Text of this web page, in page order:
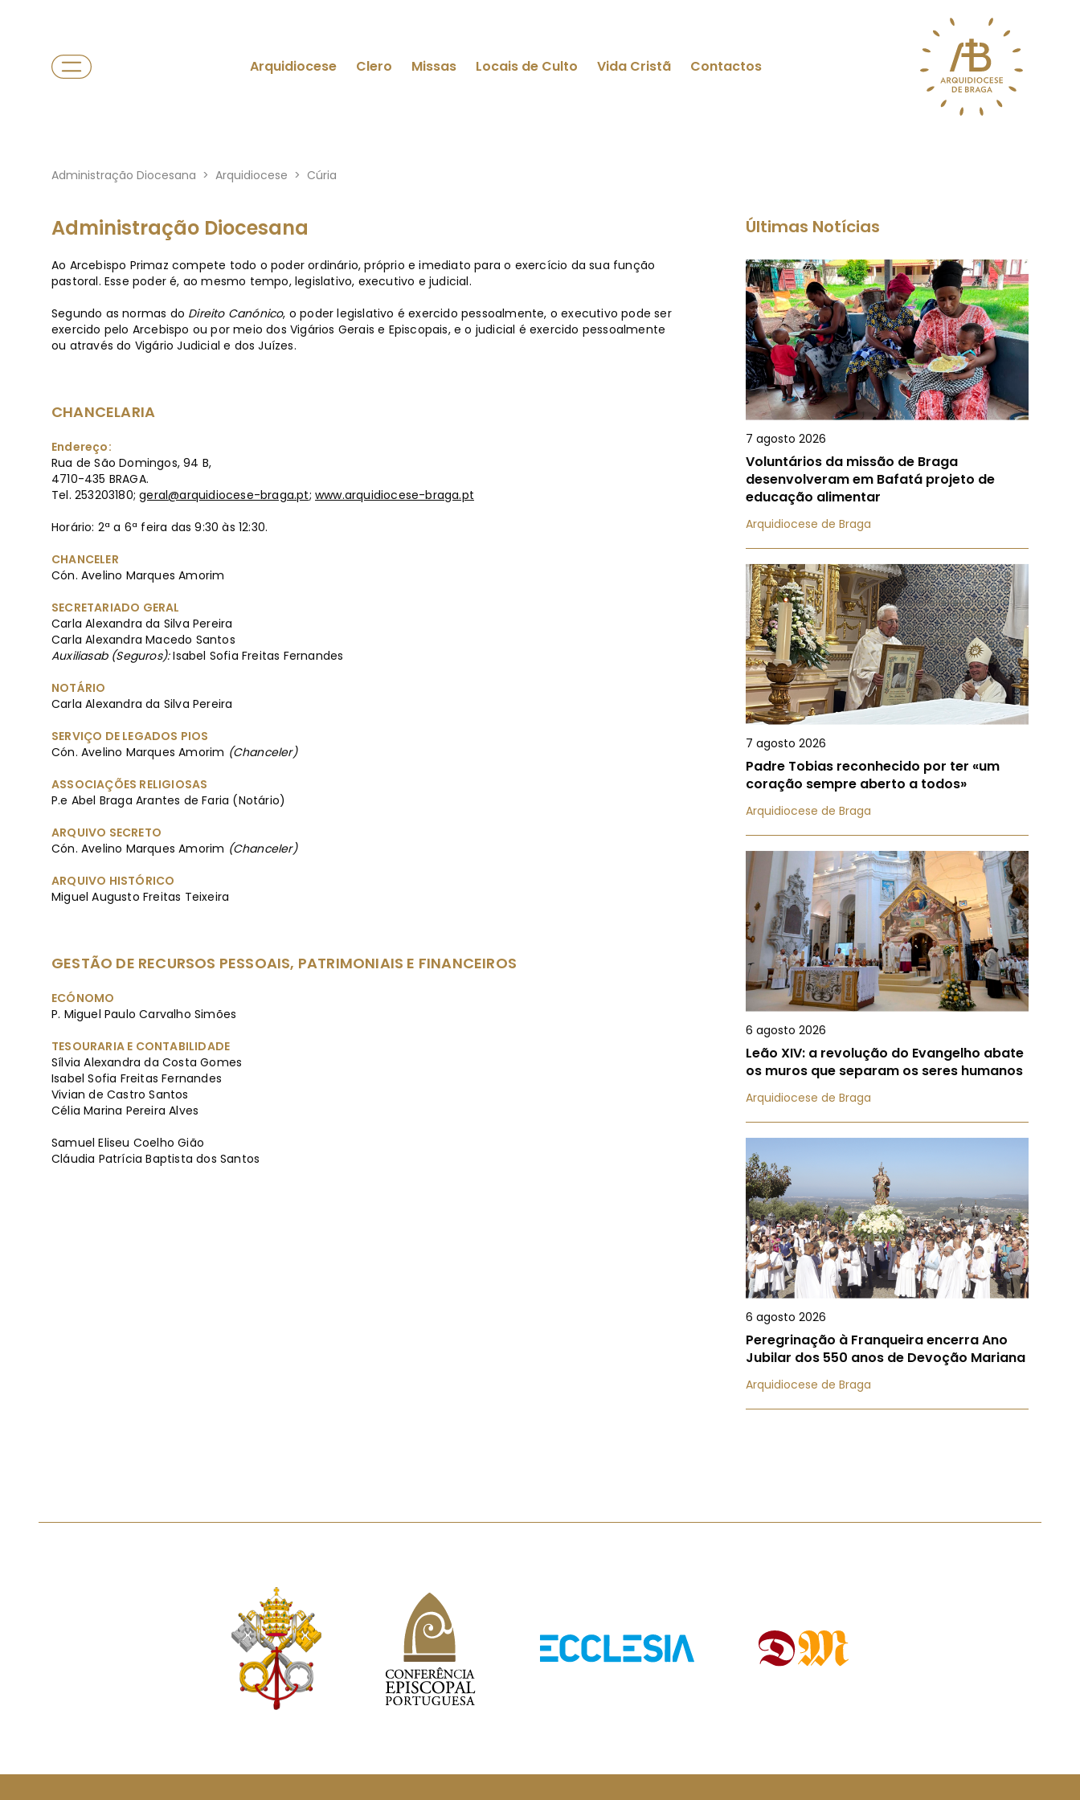
Arquidiocese Clero Missas Locais de Culto Vida Cristã Contactos
Administração Diocesana > Arquidiocese > Cúria
Administração Diocesana
Ao Arcebispo Primaz compete todo o poder ordinário, próprio e imediato para o exercício da sua função
pastoral. Esse poder é, ao mesmo tempo, legislativo, executivo e judicial.
Segundo as normas do Direito Canónico, o poder legislativo é exercido pessoalmente, o executivo pode ser
exercido pelo Arcebispo ou por meio dos Vigários Gerais e Episcopais, e o judicial é exercido pessoalmente
ou através do Vigário Judicial e dos Juízes.
CHANCELARIA
Endereço:
Rua de São Domingos, 94 B,
4710-435 BRAGA.
Tel. 253203180;geral@arquidiocese-braga.pt;www.arquidiocese-braga.pt
Horário: 2ª a 6ª feira das 9:30 às 12:30.
CHANCELER
Cón. Avelino Marques Amorim
SECRETARIADO GERAL
Carla Alexandra da Silva Pereira
Carla Alexandra Macedo Santos
Auxiliasab (Seguros):Isabel Sofia Freitas Fernandes
NOTÁRIO
Carla Alexandra da Silva Pereira
SERVIÇO DE LEGADOS PIOS
Cón. Avelino Marques Amorim (Chanceler)
ASSOCIAÇÕES RELIGIOSAS
P.e Abel Braga Arantes de Faria (Notário)
ARQUIVO SECRETO
Cón. Avelino Marques Amorim (Chanceler)
ARQUIVO HISTÓRICO
Miguel Augusto Freitas Teixeira
GESTÃO DE RECURSOS PESSOAIS, PATRIMONIAIS E FINANCEIROS
ECÓNOMO
P. Miguel Paulo Carvalho Simões
TESOURARIA E CONTABILIDADE
Sílvia Alexandra da Costa Gomes
Isabel Sofia Freitas Fernandes
Vivian de Castro Santos
Célia Marina Pereira Alves
Samuel Eliseu Coelho Gião
Cláudia Patrícia Baptista dos Santos
Últimas Notícias
7 agosto 2026
Voluntários da missão de Braga
desenvolveram em Bafatá projeto de
educação alimentar
Arquidiocese de Braga
7 agosto 2026
Padre Tobias reconhecido por ter «um
coração sempre aberto a todos»
Arquidiocese de Braga
6 agosto 2026
Leão XIV: a revolução do Evangelho abate
os muros que separam os seres humanos
Arquidiocese de Braga
6 agosto 2026
Peregrinação à Franqueira encerra Ano
Jubilar dos 550 anos de Devoção Mariana
Arquidiocese de Braga